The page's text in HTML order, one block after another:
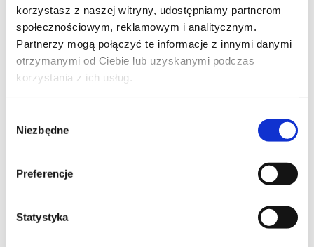
korzystasz z naszej witryny, udostępniamy partnerom
społecznościowym, reklamowym i analitycznym.
Partnerzy mogą połączyć te informacje z innymi danymi
otrzymanymi od Ciebie lub uzyskanymi podczas
korzystania z ich usług.
zgody
Niezbędne
Preferencje
Statystyka
Kontakt
kontakt@czerwonaszpilka.pl